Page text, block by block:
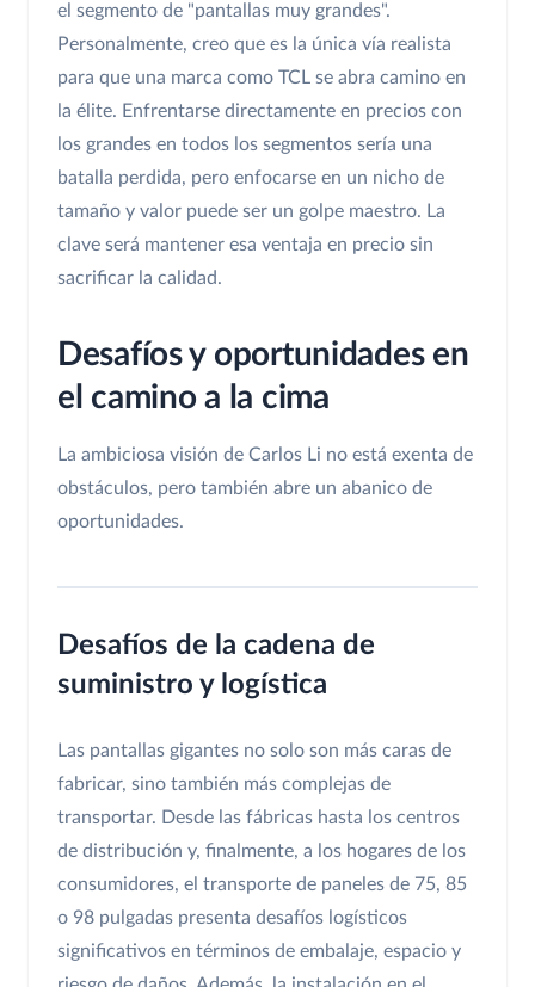
el segmento de "pantallas muy grandes".
Personalmente, creo que es la única vía realista
para que una marca como TCL se abra camino en
la élite. Enfrentarse directamente en precios con
los grandes en todos los segmentos sería una
batalla perdida, pero enfocarse en un nicho de
tamaño y valor puede ser un golpe maestro. La
clave será mantener esa ventaja en precio sin
sacrificar la calidad.
Desafíos y oportunidades en
el camino a la cima
La ambiciosa visión de Carlos Li no está exenta de
obstáculos, pero también abre un abanico de
oportunidades.
Desafíos de la cadena de
suministro y logística
Las pantallas gigantes no solo son más caras de
fabricar, sino también más complejas de
transportar. Desde las fábricas hasta los centros
de distribución y, finalmente, a los hogares de los
consumidores, el transporte de paneles de 75, 85
o 98 pulgadas presenta desafíos logísticos
significativos en términos de embalaje, espacio y